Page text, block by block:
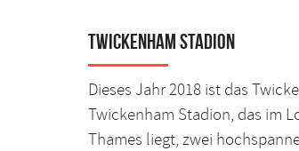
Twickenham Stadion
Dieses Jahr 2018 ist das
Twickenham Stadion, das im
Thames liegt, zwei